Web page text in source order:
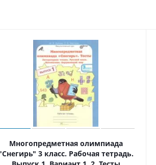
Многопредметная олимпиада
3 класс. Рабочая тетрадь.